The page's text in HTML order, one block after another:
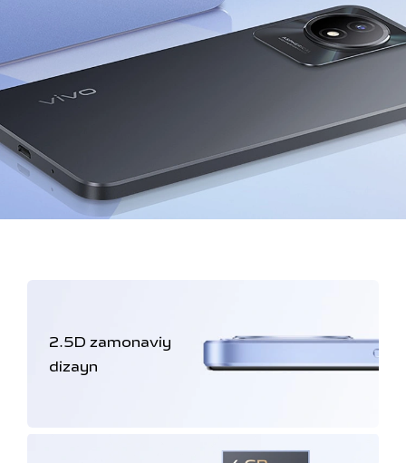
2.5D zamonaviy
dizayn